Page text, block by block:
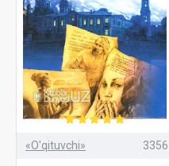
«O'qituvchi» 3356